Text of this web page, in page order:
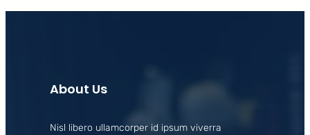
About Us
Nisl libero ullamcorper id ipsum viverra